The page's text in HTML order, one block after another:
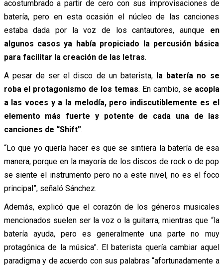
acostumbrado a partir de cero con sus improvisaciones de
batería, pero en esta ocasión el núcleo de las canciones
estaba dada por la voz de los cantautores, aunque en
algunos casos ya había propiciado la percusión básica
para facilitar la creación de las letras.
A pesar de ser el disco de un baterista, la batería no se
roba el protagonismo de los temas. En cambio, se acopla
a las voces y a la melodía, pero indiscutiblemente es el
elemento más fuerte y potente de cada una de las
canciones de “Shift”.
“Lo que yo quería hacer es que se sintiera la batería de esa
manera, porque en la mayoría de los discos de rock o de pop
se siente el instrumento pero no a este nivel, no es el foco
principal”, señaló Sánchez.
Además, explicó que el corazón de los géneros musicales
mencionados suelen ser la voz o la guitarra, mientras que “la
batería ayuda, pero es generalmente una parte no muy
protagónica de la música”. El baterista quería cambiar aquel
paradigma y de acuerdo con sus palabras “afortunadamente a